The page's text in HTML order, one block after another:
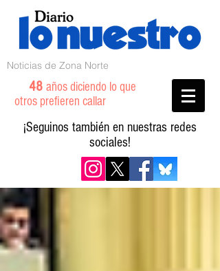
Noticias de Zona Norte
48 años diciendo lo que
otros prefieren callar
¡Seguinos también en nuestras redes
sociales!